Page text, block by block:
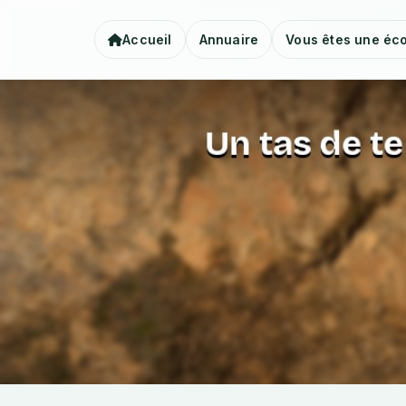
Accueil Annuaire Vous êtes une